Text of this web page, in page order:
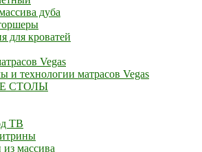
дуба
для кроватей
Vegas
и технологии матрасов Vegas
СТОЛЫ
ТВ
массива